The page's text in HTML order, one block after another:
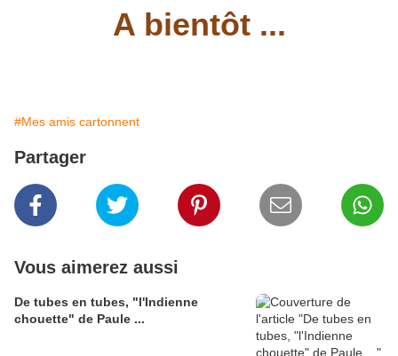
A bientôt ...
#Mes amis cartonnent
Partager
Vous aimerez aussi
De tubes en tubes, "l'Indienne
chouette" de Paule ...